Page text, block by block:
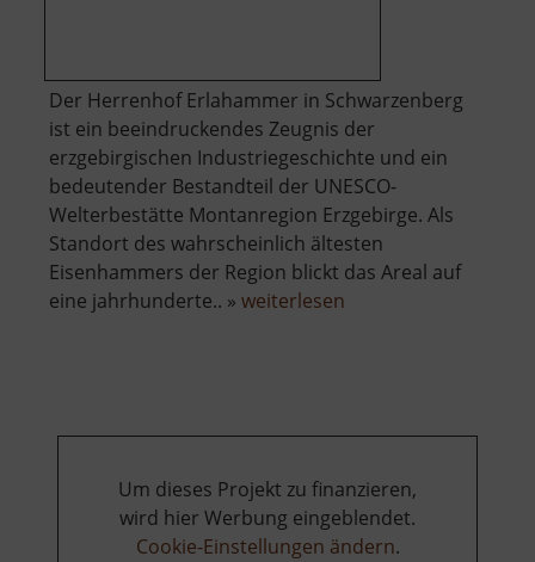
Der Herrenhof Erlahammer in Schwarzenberg
ist ein beeindruckendes Zeugnis der
erzgebirgischen Industriegeschichte und ein
bedeutender Bestandteil der UNESCO-
Welterbestätte Montanregion Erzgebirge. Als
Standort des wahrscheinlich ältesten
Eisenhammers der Region blickt das Areal auf
eine jahrhunderte.. » weiterlesen
Um dieses Projekt zu finanzieren,
wird hier Werbung eingeblendet.
Cookie-Einstellungen ändern.